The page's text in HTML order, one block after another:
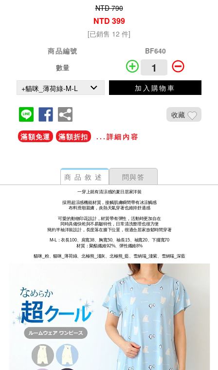
NTD 790
NTD 399
[已銷售 12 件]
商品編號
BF640
數量
加入購物車
收藏
滿額免運 滿額折扣 ...詳細內容
商品敘述 問與答